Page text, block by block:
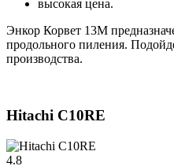
высокая цена.
Энкор Корвет 13М
продольного пиления.
производства.
Hitachi C10RE
4.8